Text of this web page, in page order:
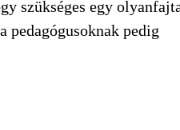
szükséges egy
pedig